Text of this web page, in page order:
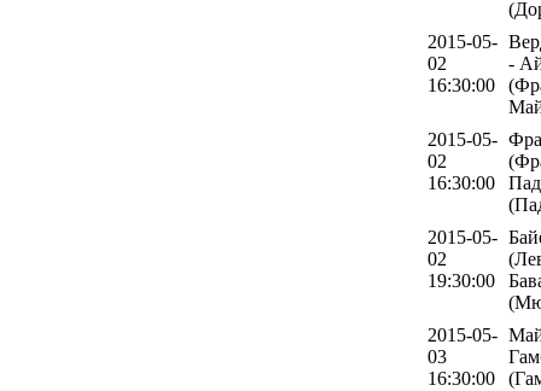
2015-05-
02
16:30:00
-
2015-05-
02
16:30:00
2015-05-
02
19:30:00
2015-05-
03
16:30:00